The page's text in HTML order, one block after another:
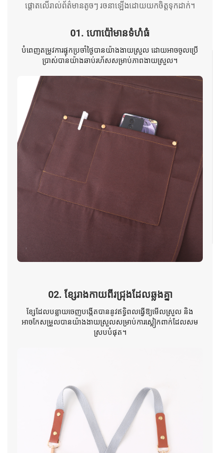
ផ្តោតលើរាល់ព័ត៌មានតូចៗ រចនាឡើងដោយយកចិត្តទុកដាក់។
01. ហោ​ប៉ៅ​មាន​ទំហំ​ធំ
បំពេញតម្រូវការផ្ទុកប្រចាំថ្ងៃបានយ៉ាងងាយស្រួល ដោយអាចចូលប្រើ
ប្រាស់បានយ៉ាងឆាប់រហ័សសម្រាប់ភាពងាយស្រួល។
02. ខ្សែរាងកាយពីរជ្រុងដែលឆ្លងគ្នា
ខ្សែដែលបន្លាយចេញបង្កើតបាននូវឥទ្ធិពលធ្វើឱ្យមើលស្រួល និង
អាចកែសម្រួលបានយ៉ាងងាយស្រួលសម្រាប់ការស្លៀកពាក់ដែលសម
ស្របបំផុត។